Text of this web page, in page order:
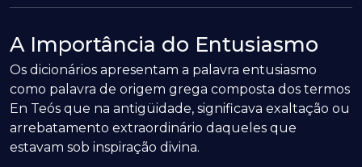
A Importância do Entusiasmo
Os dicionários apresentam a palavra entusiasmo
como palavra de origem grega composta dos termos
En Teós que na antigüidade, significava exaltação ou
arrebatamento extraordinário daqueles que
estavam sob inspiração divina.